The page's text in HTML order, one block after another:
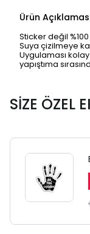
Ürün
Sticker değil
Suya çizilmeye
Uygulaması
yapıştıma
SİZE ÖZEL